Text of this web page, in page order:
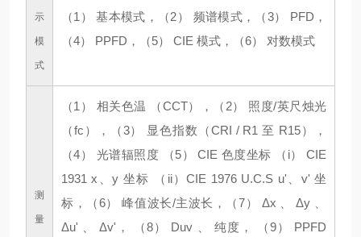
示
模
式
（1） 基本模式，（2） 频谱模式，（3） PFD，
（4） PPFD，（5） CIE 模式，（6） 对数模式
测
量
（1） 相关色温 （CCT），（2） 照度/英尺烛光
（fc），（3） 显色指数（CRI / R1 至 R15），
（4） 光谱辐照度 （5） CIE 色度坐标 （i） CIE
1931 x、y 坐标 （ii）CIE 1976 U.C.S u'、v' 坐
标，（6） 峰值波长/主波长，（7） Δx 、 Δy 、
Δu' 、 Δv'， （8） Duv 、 纯度， （9） PPFD